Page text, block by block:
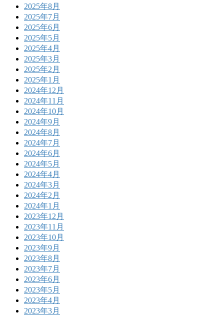
2025年8月
2025年7月
2025年6月
2025年5月
2025年4月
2025年3月
2025年2月
2025年1月
2024年12月
2024年11月
2024年10月
2024年9月
2024年8月
2024年7月
2024年6月
2024年5月
2024年4月
2024年3月
2024年2月
2024年1月
2023年12月
2023年11月
2023年10月
2023年9月
2023年8月
2023年7月
2023年6月
2023年5月
2023年4月
2023年3月